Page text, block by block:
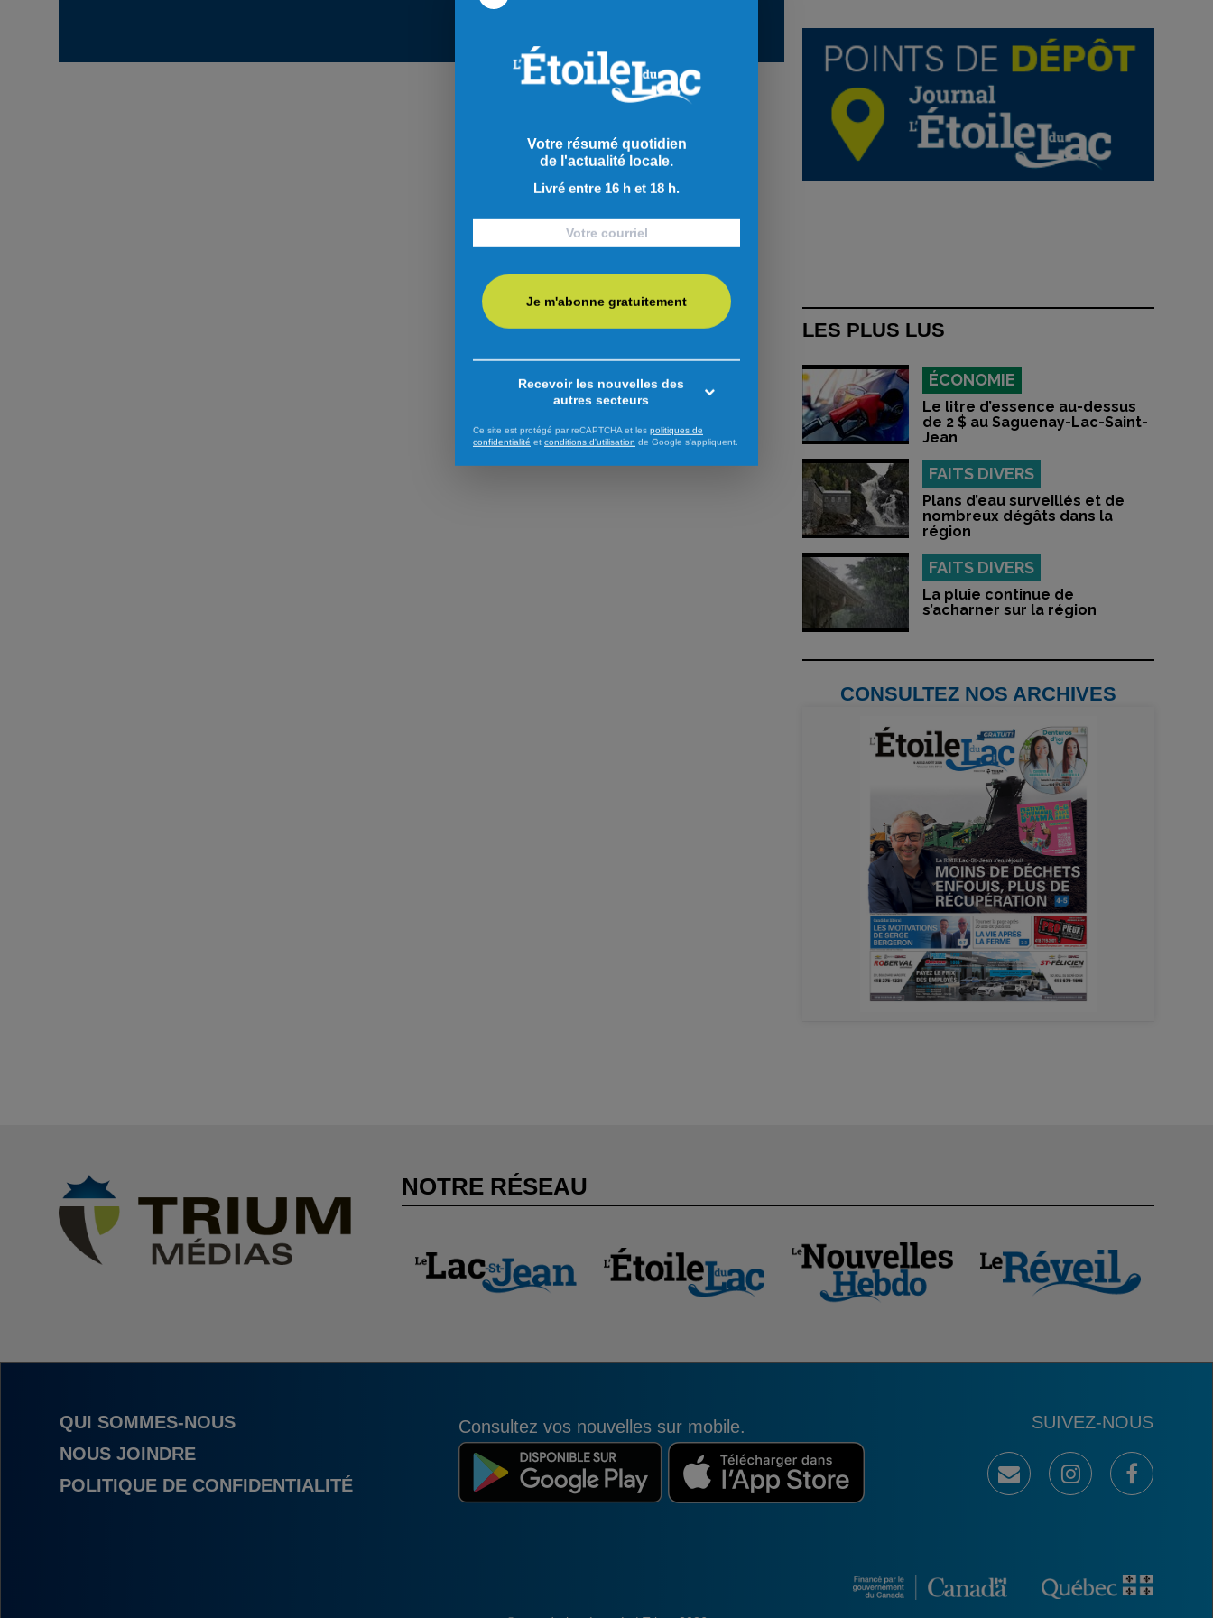
LES PLUS LUS
ÉCONOMIE
Le litre d’essence au-dessus
de 2 $ au Saguenay-Lac-Saint-
Jean
FAITS DIVERS
Plans d’eau surveillés et de
nombreux dégâts dans la
région
FAITS DIVERS
La pluie continue de
s’acharner sur la région
CONSULTEZ NOS ARCHIVES
Votre résumé quotidien
de l'actualité locale.
Livré entre 16 h et 18 h.
Je m'abonne gratuitement
Recevoir les nouvelles des
autres secteurs
Ce site est protégé par reCAPTCHA et les politiques de
confidentialité et conditions d'utilisation de Google s'appliquent.
NOTRE RÉSEAU
QUI SOMMES-NOUS
NOUS JOINDRE
POLITIQUE DE CONFIDENTIALITÉ
Consultez vos nouvelles sur mobile. SUIVEZ-NOUS